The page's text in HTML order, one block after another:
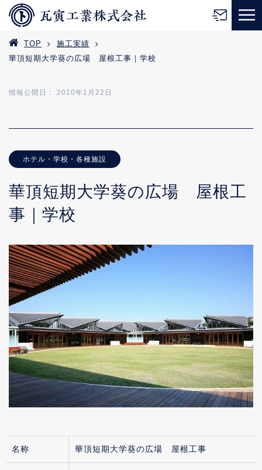
TOP
施工実績
華頂短期大学葵の広場 屋根工事｜学校
情報公開日： 2010年1月22日
ホテル・学校・各種施設
華頂短期大学葵の広場 屋根工
事｜学校
名称 華頂短期大学葵の広場 屋根工事